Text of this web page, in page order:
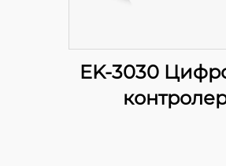
EK-3030